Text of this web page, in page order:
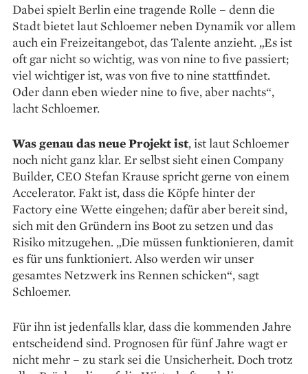
Dabei spielt Berlin eine tragende Rolle – denn die
Stadt bietet laut Schloemer neben Dynamik vor allem
auch ein Freizeitangebot, das Talente anzieht. „Es ist
oft gar nicht so wichtig, was von nine to five passiert;
viel wichtiger ist, was von five to nine stattfindet.
Oder dann eben wieder nine to five, aber nachts“,
lacht Schloemer.
Was genau das neue Projekt ist, ist laut Schloemer
noch nicht ganz klar. Er selbst sieht einen Company
Builder, CEO Stefan Krause spricht gerne von einem
Accelerator. Fakt ist, dass die Köpfe hinter der
Factory eine Wette eingehen; dafür aber bereit sind,
sich mit den Gründern ins Boot zu setzen und das
Risiko mitzugehen. „Die müssen funktionieren, damit
es für uns funktioniert. Also werden wir unser
gesamtes Netzwerk ins Rennen schicken“, sagt
Schloemer.
Für ihn ist jedenfalls klar, dass die kommenden Jahre
entscheidend sind. Prognosen für fünf Jahre wagt er
nicht mehr – zu stark sei die Unsicherheit. Doch trotz